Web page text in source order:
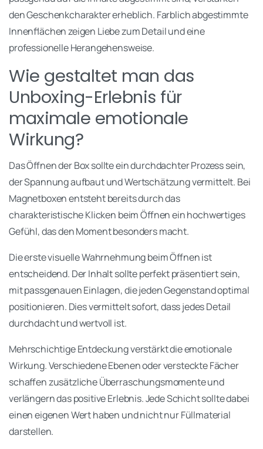
den Geschenkcharakter erheblich. Farblich abgestimmte
Innenflächen zeigen Liebe zum Detail und eine
professionelle Herangehensweise.
Wie gestaltet man das
Unboxing-Erlebnis für
maximale emotionale
Wirkung?
Das Öffnen der Box sollte ein durchdachter Prozess sein,
der Spannung aufbaut und Wertschätzung vermittelt. Bei
Magnetboxen entsteht bereits durch das
charakteristische Klicken beim Öffnen ein hochwertiges
Gefühl, das den Moment besonders macht.
Die erste visuelle Wahrnehmung beim Öffnen ist
entscheidend. Der Inhalt sollte perfekt präsentiert sein,
mit passgenauen Einlagen, die jeden Gegenstand optimal
positionieren. Dies vermittelt sofort, dass jedes Detail
durchdacht und wertvoll ist.
Mehrschichtige Entdeckung verstärkt die emotionale
Wirkung. Verschiedene Ebenen oder versteckte Fächer
schaffen zusätzliche Überraschungsmomente und
verlängern das positive Erlebnis. Jede Schicht sollte dabei
einen eigenen Wert haben und nicht nur Füllmaterial
darstellen.